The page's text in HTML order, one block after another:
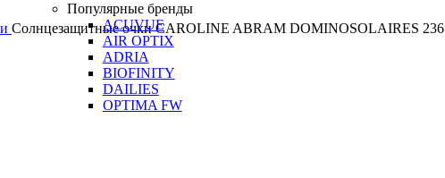
Популярные бренды
ACUVUE
AIR OPTIX
ADRIA
BIOFINITY
DAILIES
OPTIMA FW
Солнцезащитные очки CAROLINE ABRAM DOMINOSOLAIRES 236